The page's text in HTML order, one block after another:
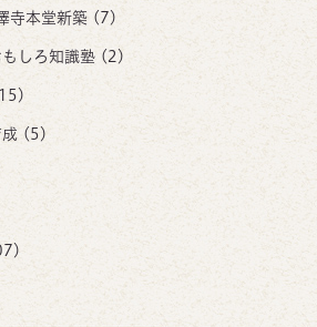
寺本堂新築 (7)
しろ知識塾 (2)
(5)